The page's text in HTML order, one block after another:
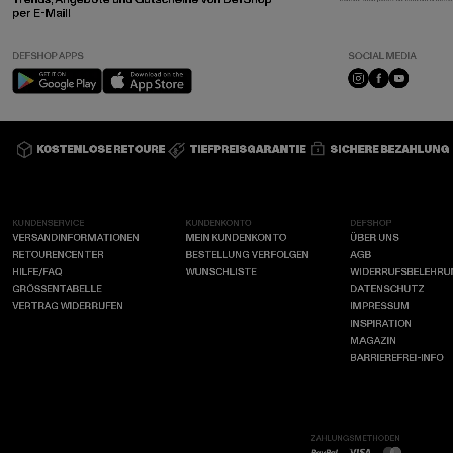
per E-Mail!
Play market Instagram
FacebookYouTube
KOSTENLOSE RETOURE TIEFPREISGARANTIE SICHERE BEZAHLUNG
KUNDENSERVICE
VERSANDINFORMATIONEN
RETOURENCENTER
HILFE/FAQ
GRÖSSENTABELLE
VERTRAG WIDERRUFEN
KUNDENKONTO
MEIN KUNDENKONTO
BESTELLUNG VERFOLGEN
WUNSCHLISTE
DEFSHOP
ÜBER UNS
AGB
DATENSCHUTZ
IMPRESSUM
INSPIRATION
MAGAZIN
BARRIEREFREI-INFO
ZAHLUNGSMETHODEN